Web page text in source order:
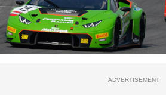
ADVERTISEMENT